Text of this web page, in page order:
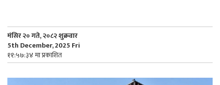
मंसिर २० गते, २०८२ शुक्रवार
5th December, 2025 Fri
११:५७:३४ मा प्रकाशित